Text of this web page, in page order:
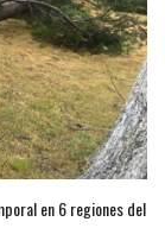
en 6 regiones del